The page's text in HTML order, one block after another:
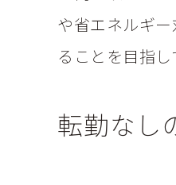
や省エネルギ
ることを目指し
転勤なし